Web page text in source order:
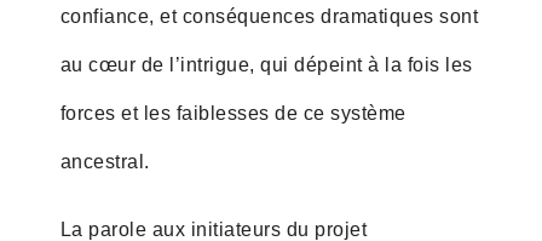
confiance, et conséquences dramatiques sont
au cœur de l’intrigue, qui dépeint à la fois les
forces et les faiblesses de ce système
ancestral.
La parole aux initiateurs du projet